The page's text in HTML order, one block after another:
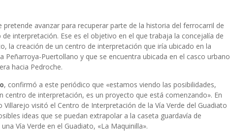
avanzar para recuperar parte de la historia del ferrocarril de
interpretación. Ese es el objetivo en el que trabaja la concejalía de
la creación de un centro de interpretación que iría ubicado en la
Peñarroya-Puertollano y que se encuentra ubicada en el casco urbano
hacia Pedroche.
, confirmó a este periódico que «estamos viendo las posibilidades,
de interpretación, es un proyecto que está comenzando». En
visitó el Centro de Interpretación de la Vía Verde del Guadiato
ideas que se puedan extrapolar a la caseta guardavía de
Vía Verde en el Guadiato, «La Maquinilla».